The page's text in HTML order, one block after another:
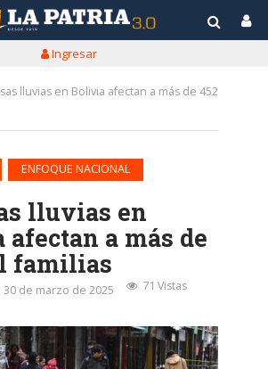
Ingresar
lluvias en Bolivia afectan a más de 452
ENFOQUE NACIONAL
lluvias en
a más de
familias
30 de marzo de 2025 71 Vistas